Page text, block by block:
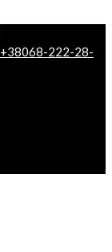
+38068-222-28-